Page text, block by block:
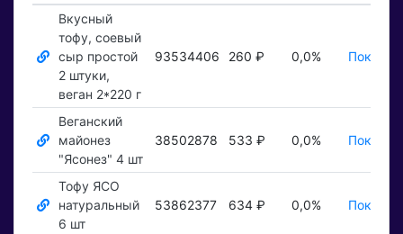
Вкусный
тофу, соевый
сыр простой
2 штуки,
веган 2*220 г
93534406 260 ₽ 0,0%
Веганский
майонез
"Ясонез" 4 шт
38502878 533 ₽ 0,0%
Тофу ЯСО
натуральный
6 шт
53862377 634 ₽ 0,0%